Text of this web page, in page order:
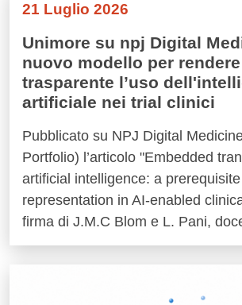
21 Luglio 2026
Unimore su npj Digital
nuovo modello per rendere
trasparente l’uso
artificiale nei trial clinici
Pubblicato su NPJ Digital
Portfolio) l’articolo "Embedded
artificial intelligence: a
representation in AI-enabled
firma di J.M.C Blom e L. Pani,